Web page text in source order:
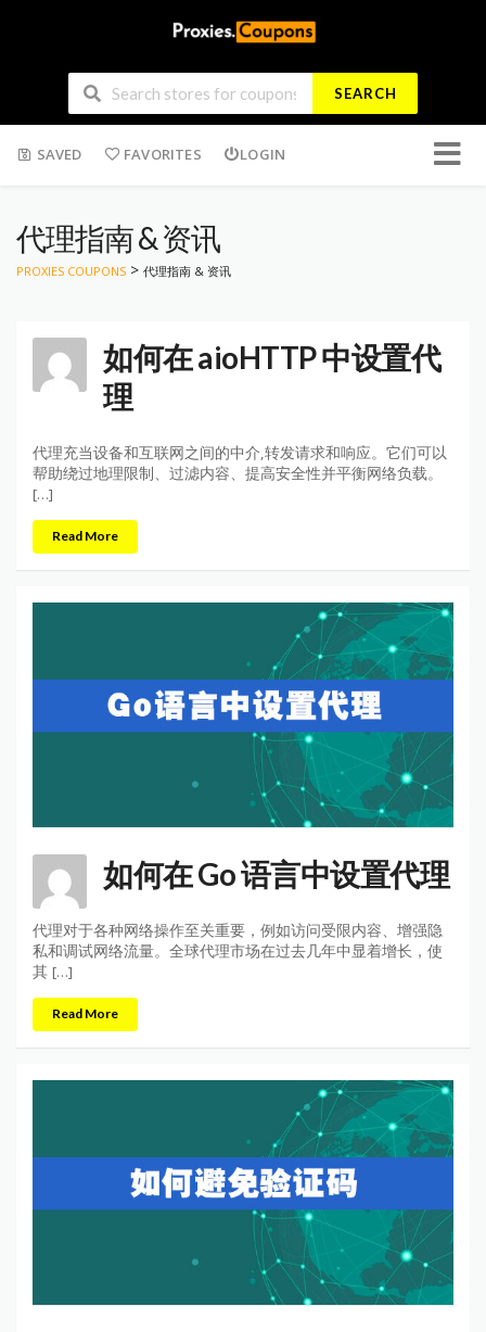
SEARCH
to
SAVED FAVORITES LOGIN
代理指南 & 资讯
PROXIES COUPONS > 代理指南 & 资讯
如何在 aioHTTP 中设置代
理
代理充当设备和互联网之间的中介,转发请求和响应。它们可以
帮助绕过地理限制、过滤内容、提高安全性并平衡网络负载。
[…]
Read More
如何在 Go 语言中设置代理
代理对于各种网络操作至关重要，例如访问受限内容、增强隐
私和调试网络流量。全球代理市场在过去几年中显着增长，使
其 […]
Read More